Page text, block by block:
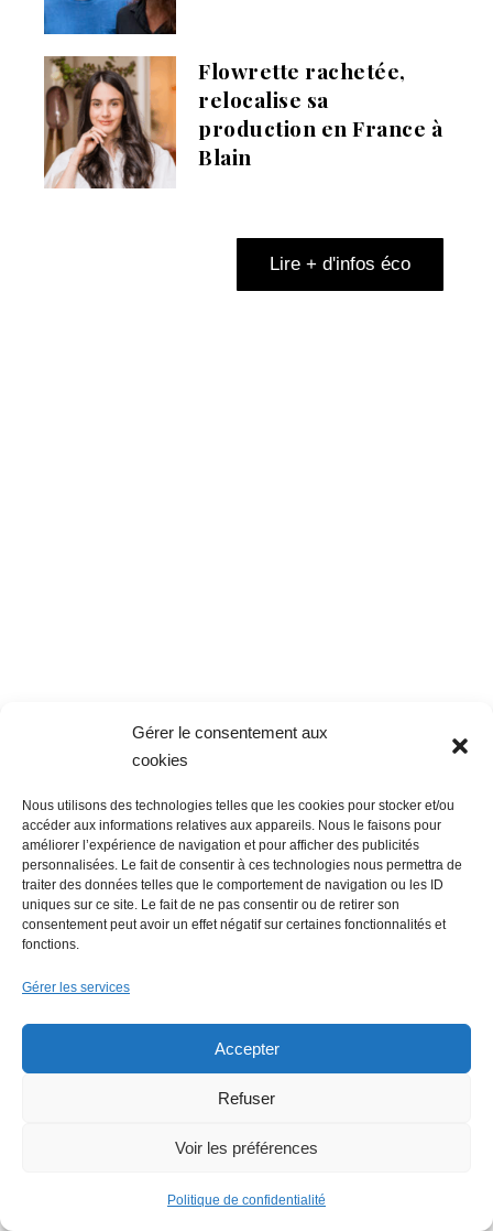
Gérer le consentement aux
cookies
Nous utilisons des technologies telles que les cookies pour stocker et/ou
accéder aux informations relatives aux appareils. Nous le faisons pour
améliorer l’expérience de navigation et pour afficher des publicités
personnalisées. Le fait de consentir à ces technologies nous permettra de
traiter des données telles que le comportement de navigation ou les ID
uniques sur ce site. Le fait de ne pas consentir ou de retirer son
consentement peut avoir un effet négatif sur certaines fonctionnalités et
fonctions.
Gérer les services
Accepter
Refuser
Voir les préférences
Politique de confidentialité
Flowrette rachetée,
relocalise sa
production en France à
Blain
Lire + d'infos éco
Faire un don (déductible des
impôts) à Hello Gazette
Nantes
Faire un don